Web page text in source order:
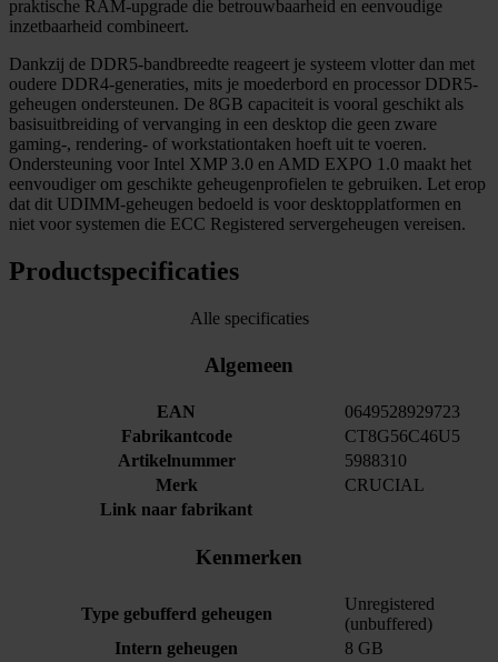
praktische RAM-upgrade die betrouwbaarheid en eenvoudige
inzetbaarheid combineert.
Dankzij de DDR5-bandbreedte reageert je systeem vlotter dan met
oudere DDR4-generaties, mits je moederbord en processor DDR5-
geheugen ondersteunen. De 8GB capaciteit is vooral geschikt als
basisuitbreiding of vervanging in een desktop die geen zware
gaming-, rendering- of workstationtaken hoeft uit te voeren.
Ondersteuning voor Intel XMP 3.0 en AMD EXPO 1.0 maakt het
eenvoudiger om geschikte geheugenprofielen te gebruiken. Let erop
dat dit UDIMM-geheugen bedoeld is voor desktopplatformen en
niet voor systemen die ECC Registered servergeheugen vereisen.
Productspecificaties
Alle specificaties
Algemeen
EAN
0649528929723
Fabrikantcode
CT8G56C46U5
Artikelnummer
5988310
Merk
CRUCIAL
Link naar fabrikant
Kenmerken
Type gebufferd geheugen
Unregistered
(unbuffered)
Intern geheugen
8 GB